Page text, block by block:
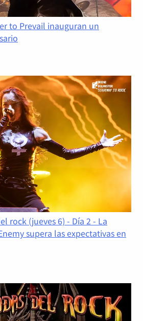
to Prevail inauguran un
rock (jueves 6) - Día 2 - La
supera las expectativas en